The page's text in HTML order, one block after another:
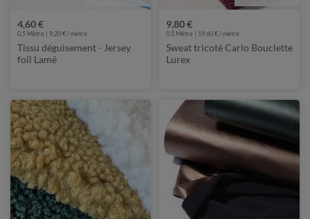
4,60 €
0,5 Mètre | 9,20 € / mètre
Tissu déguisement - Jersey
foil Lamé
9,80 €
0,5 Mètre | 19,60 € / mètre
Sweat tricoté Carlo Bouclette
Lurex